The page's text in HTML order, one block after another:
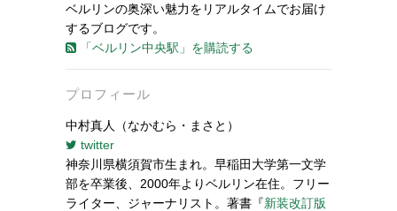
ベルリンの奥深い魅力をリアルタイムでお届け
するブログです。
「ベルリン中央駅」を購読する
プロフィール
中村真人（なかむら・まさと）
twitter
神奈川県横須賀市生まれ。早稲田大学第一文学
部を卒業後、2000年よりベルリン在住。フリー
ライター、ジャーナリスト。著書『新装改訂版